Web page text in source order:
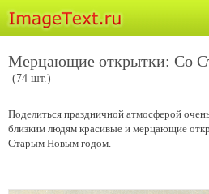
Мерцающие открытки: Со
(74 шт.)
Поделиться праздничной атмосферой
близким людям красивые и мерцающие
Старым Новым годом.